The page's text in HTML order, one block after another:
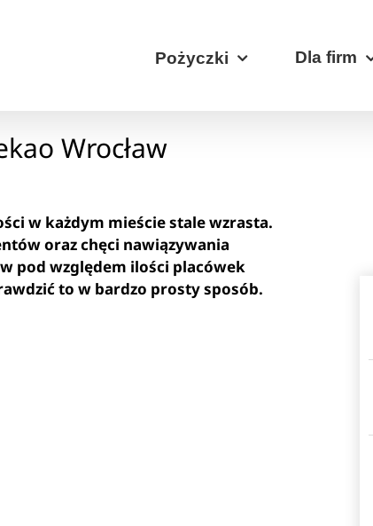
Pożyczki Dla firm
Wrocław
w każdym mieście stale wzrasta.
oraz chęci nawiązywania
pod względem ilości placówek
to w bardzo prosty sposób.